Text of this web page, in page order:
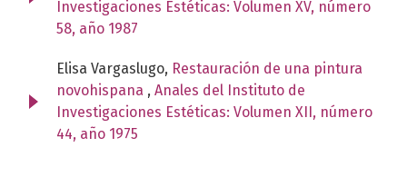
Investigaciones Estéticas: Volumen XV, número
58, año 1987
Elisa Vargaslugo, Restauración de una pintura
novohispana , Anales del Instituto de
Investigaciones Estéticas: Volumen XII, número
44, año 1975